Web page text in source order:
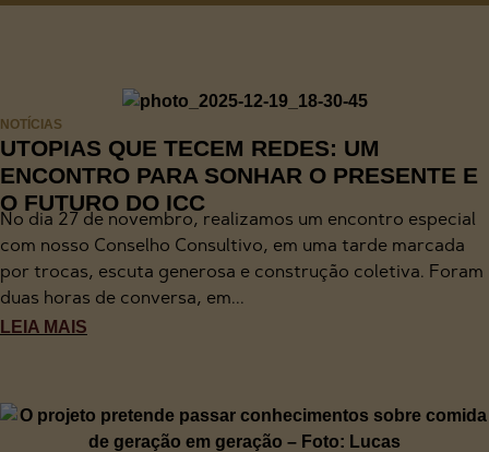
NOTÍCIAS
UTOPIAS QUE TECEM REDES: UM
ENCONTRO PARA SONHAR O PRESENTE E
O FUTURO DO ICC
No dia 27 de novembro, realizamos um encontro especial
com nosso Conselho Consultivo, em uma tarde marcada
por trocas, escuta generosa e construção coletiva. Foram
duas horas de conversa, em...
LEIA MAIS